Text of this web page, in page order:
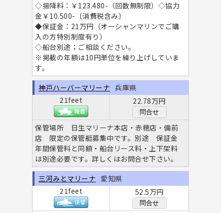
◇揚降料：￥123.480-（回数無制限）◇協力
金￥10.500-〔消費税含み〕
◆保証金：21万円（オーシャンマリンでご購
入の方特別制度有り）
◇船台別途；ご相談ください。
※掲載の年額は10円単位を繰り上げしていま
す。
21feet 22.78万円
問合せ
保管場所 日生マリーナ本店・赤穂店・備前
店 限定の保管艇募集中です。別途 保証金
年間保管料と同額・船台リース料・上下架料
は別途必要です。詳しくはお問合せ下さい。
神戸ハーバーマリーナ 兵庫県
21feet 52.5万円
問合せ
三河みとマリーナ 愛知県